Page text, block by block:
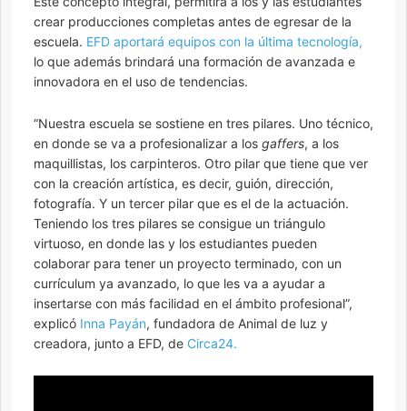
crear producciones completas antes de egresar de la
escuela. EFD aportará equipos con la última tecnología,
lo que además brindará una formación de avanzada e
innovadora en el uso de tendencias.
“Nuestra escuela se sostiene en tres pilares. Uno técnico,
en donde se va a profesionalizar a los gaffers, a los
maquillistas, los carpinteros. Otro pilar que tiene que ver
con la creación artística, es decir, guión, dirección,
fotografía. Y un tercer pilar que es el de la actuación.
Teniendo los tres pilares se consigue un triángulo
virtuoso, en donde las y los estudiantes pueden
colaborar para tener un proyecto terminado, con un
currículum ya avanzado, lo que les va a ayudar a
insertarse con más facilidad en el ámbito profesional”,
explicó Inna Payán, fundadora de Animal de luz y
creadora, junto a EFD, de Circa24.